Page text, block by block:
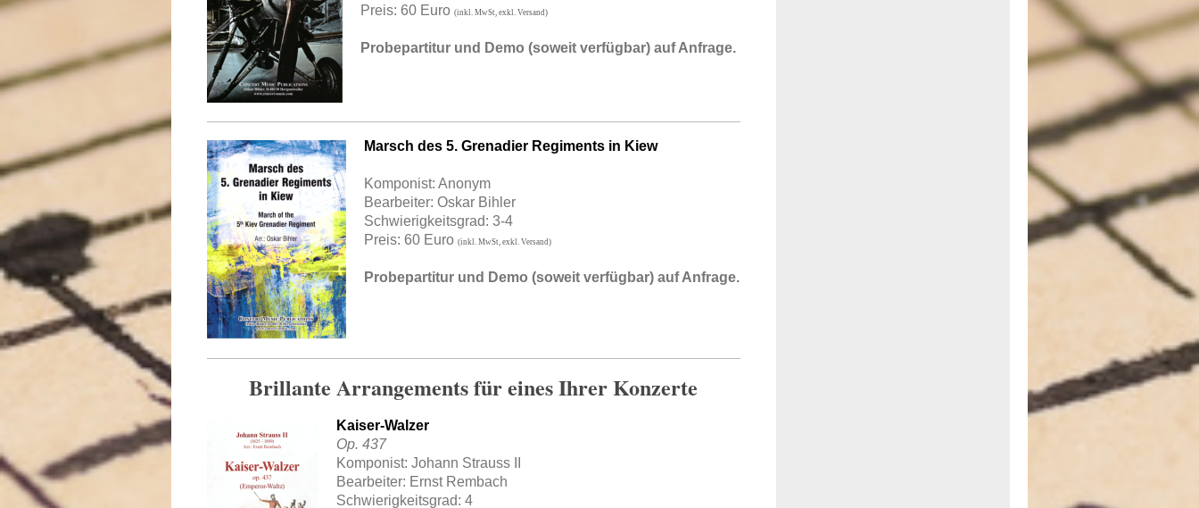
Preis: 60 Euro (inkl. MwSt, exkl. Versand)
Probepartitur und Demo (soweit verfügbar) auf Anfrage.
Marsch des 5. Grenadier Regiments in Kiew
Komponist: Anonym
Bearbeiter: Oskar Bihler
Schwierigkeitsgrad: 3-4
Preis: 60 Euro (inkl. MwSt, exkl. Versand)
Probepartitur und Demo (soweit verfügbar) auf Anfrage.
Brillante Arrangements für eines Ihrer Konzerte
Kaiser-Walzer
Op. 437
Komponist: Johann Strauss II
Bearbeiter: Ernst Rembach
Schwierigkeitsgrad: 4